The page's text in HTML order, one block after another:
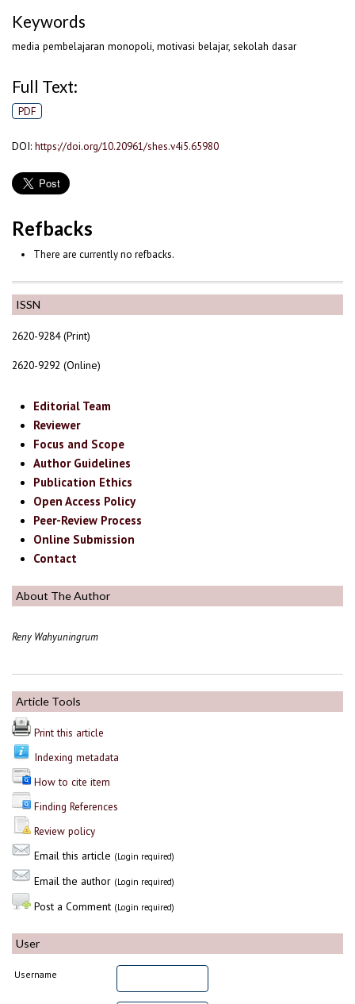
ISSN
2620-9284 (Print)
2620-9292 (Online)
Editorial Team
Reviewer
Focus and Scope
Author Guidelines
Publication Ethics
Open Access Policy
Peer-Review Process
Online Submission
Contact
About The Author
Reny Wahyuningrum
Article Tools
Print this article
Indexing metadata
How to cite item
Finding References
Review policy
Email this article (Login required)
Email the author (Login required)
Post a Comment (Login required)
User
Username
Keywords
media pembelajaran monopoli, motivasi belajar, sekolah dasar
Full Text:
PDF
DOI: https://doi.org/10.20961/shes.v4i5.65980
Refbacks
There are currently no refbacks.